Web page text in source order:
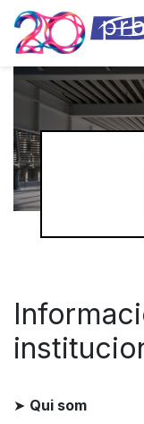
➤ Qui som